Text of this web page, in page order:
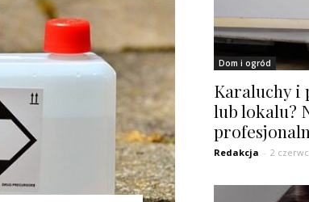
Dom i ogród
Karaluchy i
lub lokalu?
Redakcja - 2